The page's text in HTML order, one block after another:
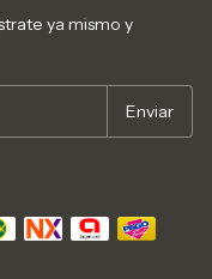
ya mismo y